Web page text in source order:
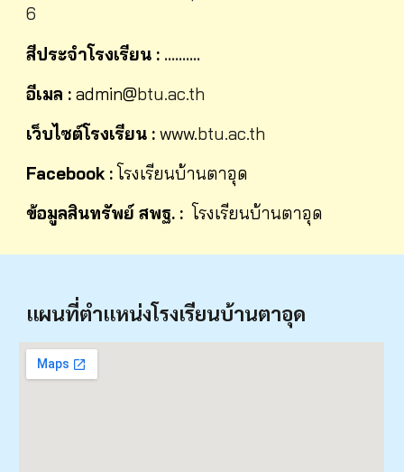
6
สีประจำโรงเรียน : ..........
อีเมล : admin@btu.ac.th
เว็บไซต์โรงเรียน :www.btu.ac.th
Facebook : โรงเรียนบ้านตาอุด
ข้อมูลสินทรัพย์ สพฐ. : โรงเรียนบ้านตาอุด
แผนที่ตำแหน่งโรงเรียนบ้านตาอุด